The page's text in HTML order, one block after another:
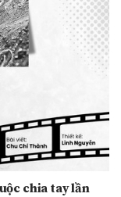
chia tay lần